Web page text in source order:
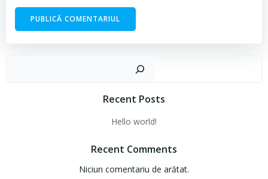
Recent Posts
Hello world!
Recent Comments
Niciun comentariu de arătat.